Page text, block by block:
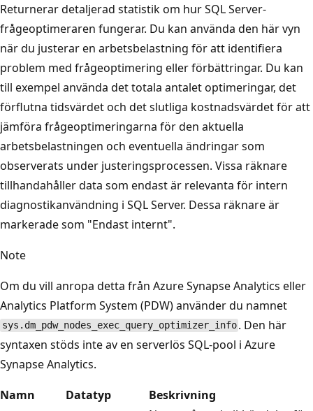
Returnerar detaljerad statistik om hur SQL Server-
frågeoptimeraren fungerar. Du kan använda den här vyn
när du justerar en arbetsbelastning för att identifiera
problem med frågeoptimering eller förbättringar. Du kan
till exempel använda det totala antalet optimeringar, det
förflutna tidsvärdet och det slutliga kostnadsvärdet för att
jämföra frågeoptimeringarna för den aktuella
arbetsbelastningen och eventuella ändringar som
observerats under justeringsprocessen. Vissa räknare
tillhandahåller data som endast är relevanta för intern
diagnostikanvändning i SQL Server. Dessa räknare är
markerade som "Endast internt".
Note
Om du vill anropa detta från Azure Synapse Analytics eller
Analytics Platform System (PDW) använder du namnet
sys.dm_pdw_nodes_exec_query_optimizer_info . Den här
syntaxen stöds inte av en serverlös SQL-pool i Azure
Synapse Analytics.
Namn
Datatyp Beskrivning